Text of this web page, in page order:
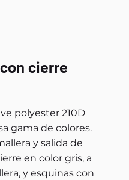
cierre
polyester 210D
gama de colores.
y salida de
en color gris, a
y esquinas con